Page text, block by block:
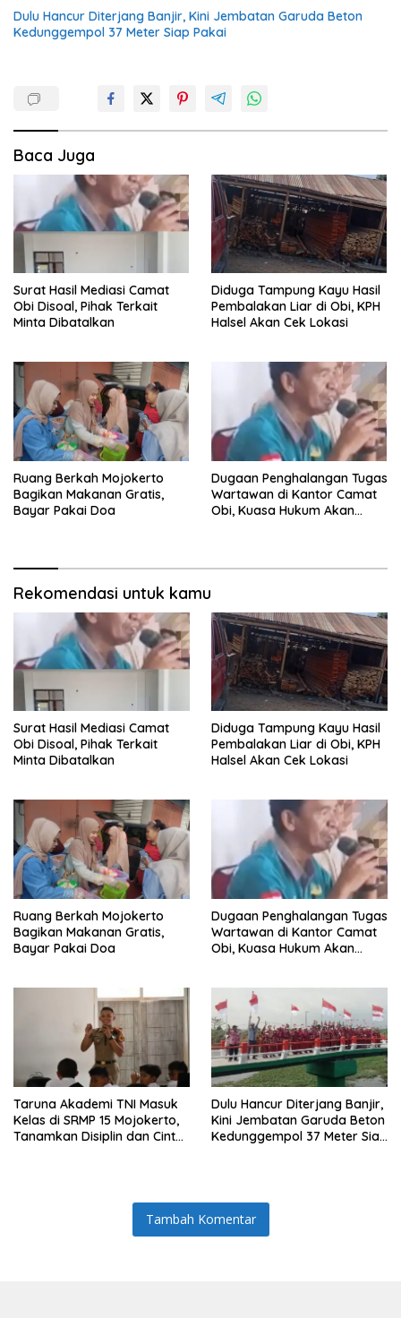
Dulu Hancur Diterjang Banjir, Kini Jembatan Garuda Beton
Kedunggempol 37 Meter Siap Pakai
Baca Juga
Surat Hasil Mediasi Camat
Obi Disoal, Pihak Terkait
Minta Dibatalkan
Diduga Tampung Kayu Hasil
Pembalakan Liar di Obi, KPH
Halsel Akan Cek Lokasi
Ruang Berkah Mojokerto
Bagikan Makanan Gratis,
Bayar Pakai Doa
Dugaan Penghalangan Tugas
Wartawan di Kantor Camat
Obi, Kuasa Hukum Akan
Rekomendasi untuk kamu
Surat Hasil Mediasi Camat
Obi Disoal, Pihak Terkait
Minta Dibatalkan
Diduga Tampung Kayu Hasil
Pembalakan Liar di Obi, KPH
Halsel Akan Cek Lokasi
Ruang Berkah Mojokerto
Bagikan Makanan Gratis,
Bayar Pakai Doa
Dugaan Penghalangan Tugas
Wartawan di Kantor Camat
Obi, Kuasa Hukum Akan
Taruna Akademi TNI Masuk
Kelas di SRMP 15 Mojokerto,
Tanamkan Disiplin dan Cinta
Dulu Hancur Diterjang Banjir,
Kini Jembatan Garuda Beton
Kedunggempol 37 Meter Siap
Tambah Komentar